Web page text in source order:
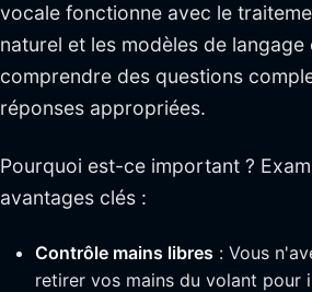
vocale fonctionne avec le
naturel et les modèles de
comprendre des questions
réponses appropriées.
Pourquoi est-ce important ?
avantages clés :
Contrôle mains libres : Vous
retirer vos mains du volant pour